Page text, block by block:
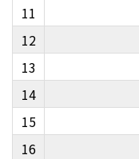
11
12
13
14
15
16